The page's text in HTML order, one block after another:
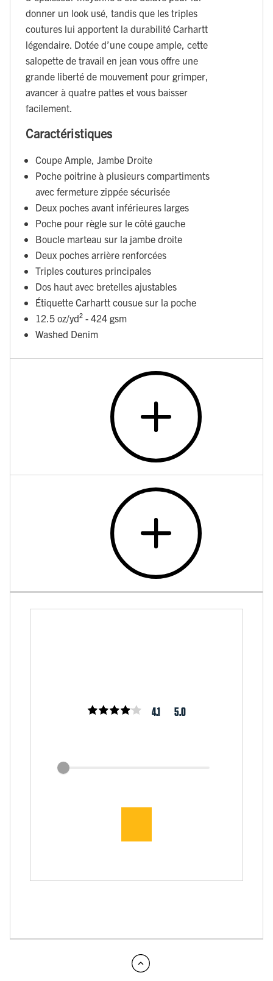
donner un look usé, tandis que les triples
coutures lui apportent la durabilité Carhartt
légendaire. Dotée d’une coupe ample, cette
salopette de travail en jean vous offre une
grande liberté de mouvement pour grimper,
avancer à quatre pattes et vous baisser
facilement.
Caractéristiques
Coupe Ample, Jambe Droite
Poche poitrine à plusieurs compartiments
avec fermeture zippée sécurisée
Deux poches avant inférieures larges
Poche pour règle sur le côté gauche
Boucle marteau sur la jambe droite
Deux poches arrière renforcées
Triples coutures principales
Dos haut avec bretelles ajustables
Étiquette Carhartt cousue sur la poche
12.5 oz/yd² - 424 gsm
Washed Denim
4.1 5.0